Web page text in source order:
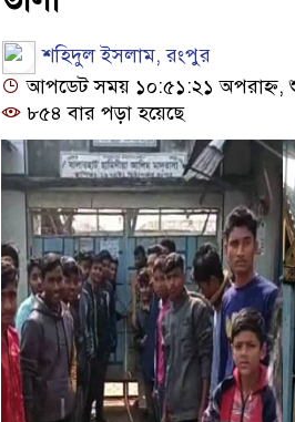
শহিদুল ইসলাম, রংপুর
আপডেট সময় ১০:৫১:২১ অপরাহ্ন,
৮৫৪ বার পড়া হয়েছে